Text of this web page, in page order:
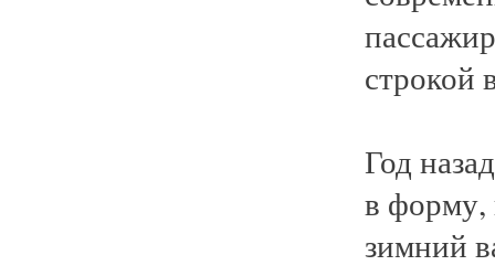
строкой
Год
в форму,
зимний